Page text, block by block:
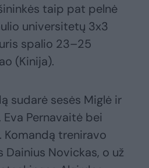
taip pat pelnė
universitetų 3x3
spalio 23–25
(Kinija).
sudarė sesės Miglė ir
Eva Pernavaitė bei
Komandą treniravo
Novickas, o už